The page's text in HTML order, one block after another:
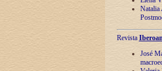
Natalia
Revista
José